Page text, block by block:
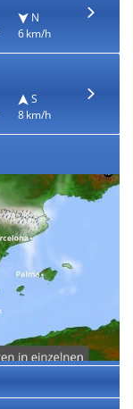
N
6 km/h
S
8 km/h